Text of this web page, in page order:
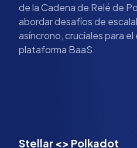
de la Cadena de Relé de
abordar desafíos de
asíncrono, cruciales para
plataforma BaaS.
Stellar <> Polkadot